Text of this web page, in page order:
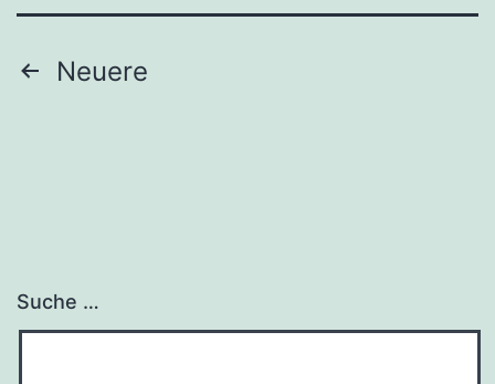
Beitrags-
Neuere
Suche …